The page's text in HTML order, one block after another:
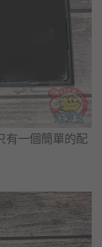
有一個簡單的配